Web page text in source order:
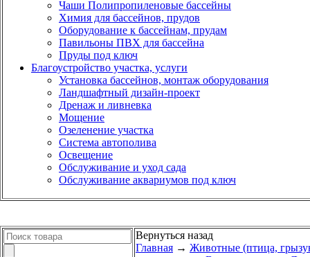
Чаши Полипропиленовые бассейны
Химия для бассейнов, прудов
Оборудование к бассейнам, прудам
Павильоны ПВХ для бассейна
Пруды под ключ
Благоустройство участка, услуги
Установка бассейнов, монтаж оборудования
Ландшафтный дизайн-проект
Дренаж и ливневка
Мощение
Озеленение участка
Система автополива
Освещение
Обслуживание и уход сада
Обслуживание аквариумов под ключ
Вернуться назад
Главная → Животные (птица,